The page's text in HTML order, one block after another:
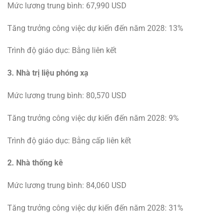
Mức lương trung bình: 67,990 USD
Tăng trưởng công việc dự kiến ​​đến năm 2028: 13%
Trình độ giáo dục: Bằng liên kết
3. Nhà trị liệu phóng xạ
Mức lương trung bình: 80,570 USD
Tăng trưởng công việc dự kiến ​​đến năm 2028: 9%
Trình độ giáo dục: Bằng cấp liên kết
2. Nhà thống kê
Mức lương trung bình: 84,060 USD
Tăng trưởng công việc dự kiến ​​đến năm 2028: 31%